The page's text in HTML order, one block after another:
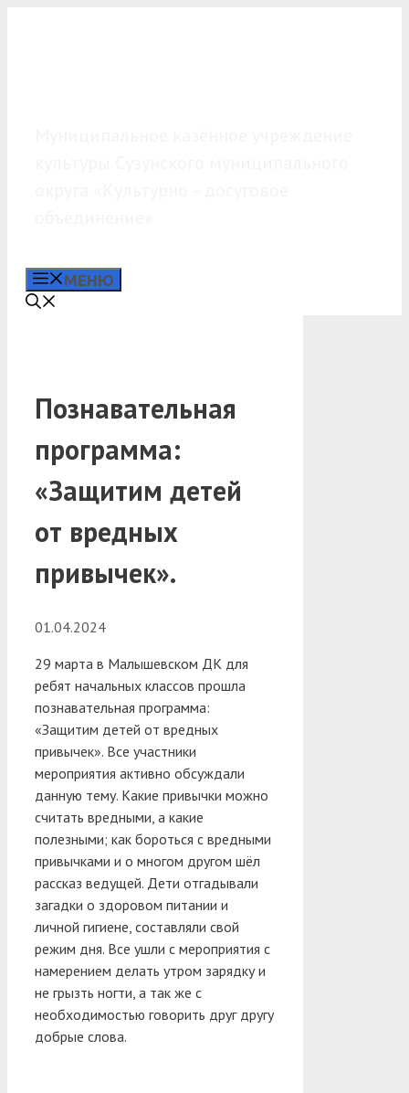
МЕНЮ
Познавательная
программа:
«Защитим детей
от вредных
привычек».
01.04.2024
29 марта в Малышевском ДК для
ребят начальных классов прошла
познавательная программа:
«Защитим детей от вредных
привычек». Все участники
мероприятия активно обсуждали
данную тему. Какие привычки можно
считать вредными, а какие
полезными; как бороться с вредными
привычками и о многом другом шёл
рассказ ведущей. Дети отгадывали
загадки о здоровом питании и
личной гигиене, составляли свой
режим дня. Все ушли с мероприятия с
намерением делать утром зарядку и
не грызть ногти, а так же с
необходимостью говорить друг другу
добрые слова.